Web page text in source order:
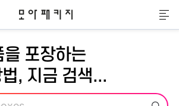
모아패키지
메
포장하는
, 지금 검색...